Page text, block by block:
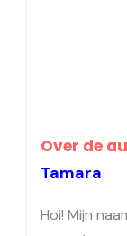
Over de
Tamara
Hoi! Mijn